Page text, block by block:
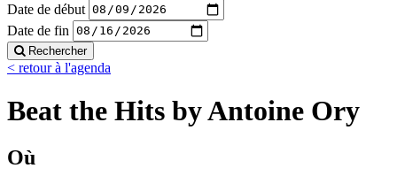
Date de début
Date de fin
Rechercher
< retour à l'agenda
Beat the Hits by Antoine Ory
Où